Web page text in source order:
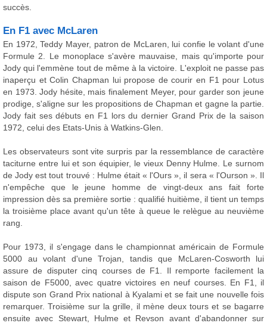
succès.
En F1 avec McLaren
En 1972, Teddy Mayer, patron de McLaren, lui confie le volant d'une
Formule 2. Le monoplace s'avère mauvaise, mais qu'importe pour
Jody qui l'emmène tout de même à la victoire. L'exploit ne passe pas
inaperçu et Colin Chapman lui propose de courir en F1 pour Lotus
en 1973. Jody hésite, mais finalement Meyer, pour garder son jeune
prodige, s'aligne sur les propositions de Chapman et gagne la partie.
Jody fait ses débuts en F1 lors du dernier Grand Prix de la saison
1972, celui des Etats-Unis à Watkins-Glen.
Les observateurs sont vite surpris par la ressemblance de caractère
taciturne entre lui et son équipier, le vieux Denny Hulme. Le surnom
de Jody est tout trouvé : Hulme était « l'Ours », il sera « l'Ourson ». Il
n'empêche que le jeune homme de vingt-deux ans fait forte
impression dès sa première sortie : qualifié huitième, il tient un temps
la troisième place avant qu'un tête à queue le relègue au neuvième
rang.
Pour 1973, il s'engage dans le championnat américain de Formule
5000 au volant d'une Trojan, tandis que McLaren-Cosworth lui
assure de disputer cinq courses de F1. Il remporte facilement la
saison de F5000, avec quatre victoires en neuf courses. En F1, il
dispute son Grand Prix national à Kyalami et se fait une nouvelle fois
remarquer. Troisième sur la grille, il mène deux tours et se bagarre
ensuite avec Stewart, Hulme et Revson avant d'abandonner sur